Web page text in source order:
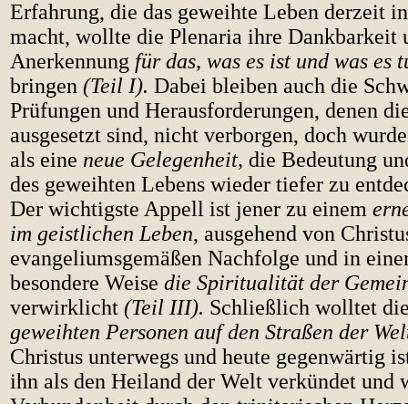
Erfahrung, die das geweihte Leben derzeit
macht, wollte die Plenaria ihre Dankbarkeit
Anerkennung für das, was es ist und was es
bringen (Teil I). Dabei bleiben auch die
Prüfungen und Herausforderungen, denen
ausgesetzt sind, nicht verborgen, doch
als eine neue Gelegenheit, die Bedeutung
des geweihten Lebens wieder tiefer zu
Der wichtigste Appell ist jener zu einem
im geistlichen Leben, ausgehend von
evangeliumsgemäßen Nachfolge und in
besondere Weise die Spiritualität der
verwirklicht (Teil III). Schließlich wolltet
geweihten Personen auf den Straßen der
Christus unterwegs und heute gegenwärtig
ihn als den Heiland der Welt verkündet und